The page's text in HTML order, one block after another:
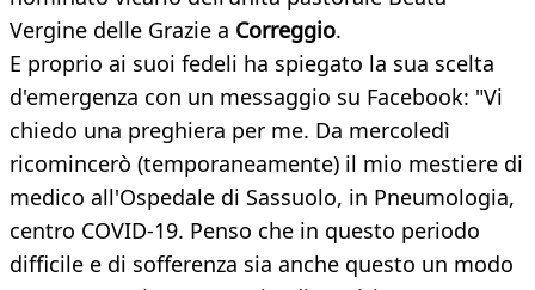
Vergine delle Grazie a Correggio.
E proprio ai suoi fedeli ha spiegato la sua scelta
d'emergenza con un messaggio su Facebook: "Vi
chiedo una preghiera per me. Da mercoledì
ricomincerò (temporaneamente) il mio mestiere di
medico all'Ospedale di Sassuolo, in Pneumologia,
centro COVID-19. Penso che in questo periodo
difficile e di sofferenza sia anche questo un modo